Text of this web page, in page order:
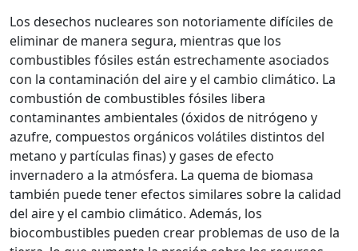
Los desechos nucleares son notoriamente difíciles de
eliminar de manera segura, mientras que los
combustibles fósiles están estrechamente asociados
con la contaminación del aire y el cambio climático. La
combustión de combustibles fósiles libera
contaminantes ambientales (óxidos de nitrógeno y
azufre, compuestos orgánicos volátiles distintos del
metano y partículas finas) y gases de efecto
invernadero a la atmósfera. La quema de biomasa
también puede tener efectos similares sobre la calidad
del aire y el cambio climático. Además, los
biocombustibles pueden crear problemas de uso de la